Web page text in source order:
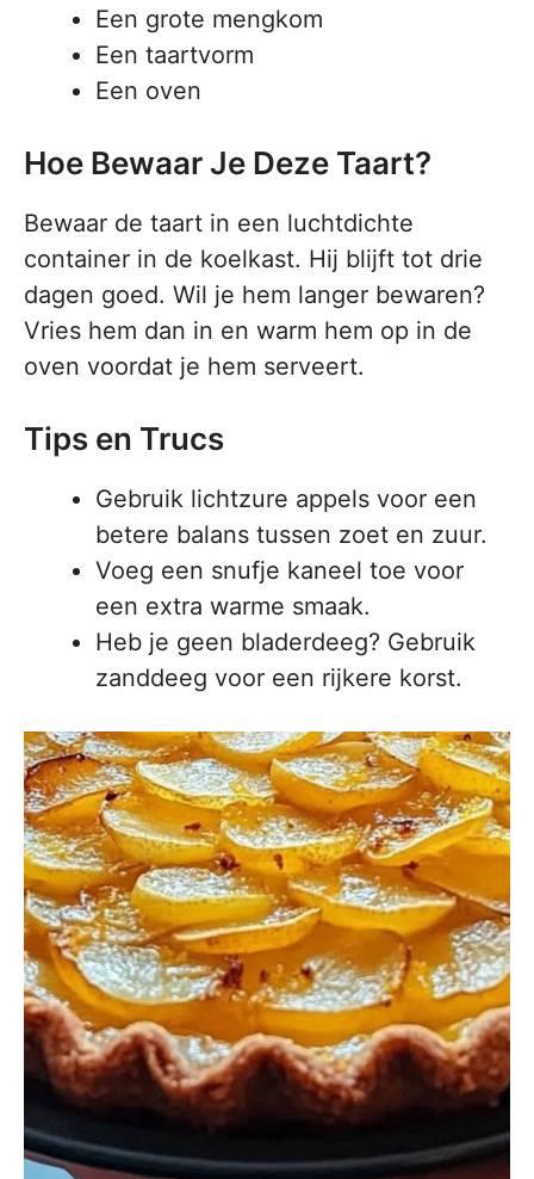
Een grote mengkom
Een taartvorm
Een oven
Hoe Bewaar Je Deze Taart?
Bewaar de taart in een luchtdichte
container in de koelkast. Hij blijft tot drie
dagen goed. Wil je hem langer bewaren?
Vries hem dan in en warm hem op in de
oven voordat je hem serveert.
Tips en Trucs
Gebruik lichtzure appels voor een
betere balans tussen zoet en zuur.
Voeg een snufje kaneel toe voor
een extra warme smaak.
Heb je geen bladerdeeg? Gebruik
zanddeeg voor een rijkere korst.